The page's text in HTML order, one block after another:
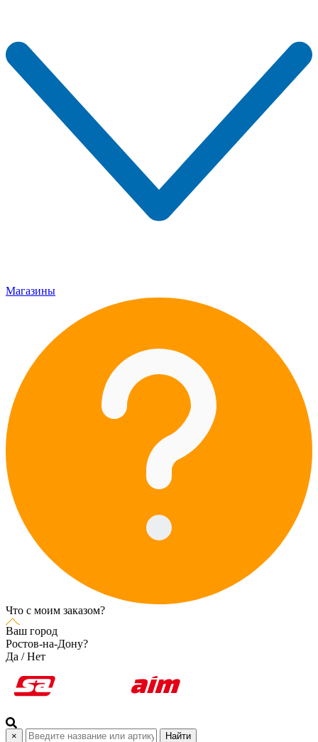
Магазины
Что с моим заказом?
Ваш город
Ростов-на-Дону?
Да /Нет
× Найти